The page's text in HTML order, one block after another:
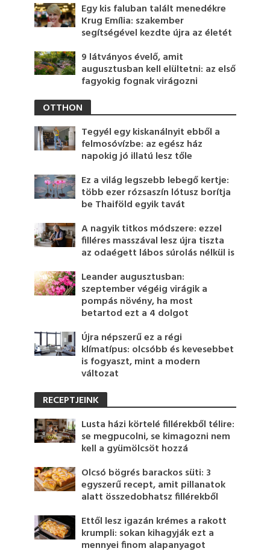
Egy kis faluban talált menedékre
Krug Emília: szakember
segítségével kezdte újra az életét
9 látványos évelő, amit
augusztusban kell elültetni: az első
fagyokig fognak virágozni
OTTHON
Tegyél egy kiskanálnyit ebből a
felmosóvízbe: az egész ház
napokig jó illatú lesz tőle
Ez a világ legszebb lebegő kertje:
több ezer rózsaszín lótusz borítja
be Thaiföld egyik tavát
A nagyik titkos módszere: ezzel
filléres masszával lesz újra tiszta
az odaégett lábos súrolás nélkül is
Leander augusztusban:
szeptember végéig virágik a
pompás növény, ha most
betartod ezt a 4 dolgot
Újra népszerű ez a régi
klímatípus: olcsóbb és kevesebbet
is fogyaszt, mint a modern
változat
RECEPTJEINK
Lusta házi körtelé fillérekből télire:
se megpucolni, se kimagozni nem
kell a gyümölcsöt hozzá
Olcsó bögrés barackos süti: 3
egyszerű recept, amit pillanatok
alatt összedobhatsz fillérekből
Ettől lesz igazán krémes a rakott
krumpli: sokan kihagyják ezt a
mennyei finom alapanyagot